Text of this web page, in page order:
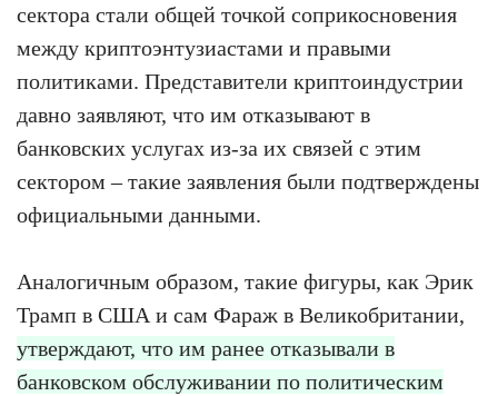
сектора стали общей точкой соприкосновения
между криптоэнтузиастами и правыми
политиками. Представители криптоиндустрии
давно заявляют, что им отказывают в
банковских услугах из-за их связей с этим
сектором – такие заявления были подтверждены
официальными данными.
Аналогичным образом, такие фигуры, как Эрик
Трамп в США и сам Фараж в Великобритании,
утверждают, что им ранее отказывали в
банковском обслуживании по политическим